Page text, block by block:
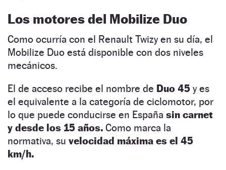
Los motores del Mobilize Duo
Como ocurría con el Renault Twizy en su día, el
Mobilize Duo está disponible con dos niveles
mecánicos.
El de acceso recibe el nombre de Duo 45 y es
el equivalente a la categoría de ciclomotor, por
lo que puede conducirse en España sin carnet
y desde los 15 años. Como marca la
normativa, su velocidad máxima es el 45
km/h.